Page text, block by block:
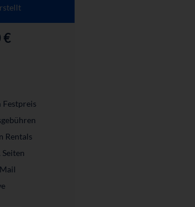
€
Rentals